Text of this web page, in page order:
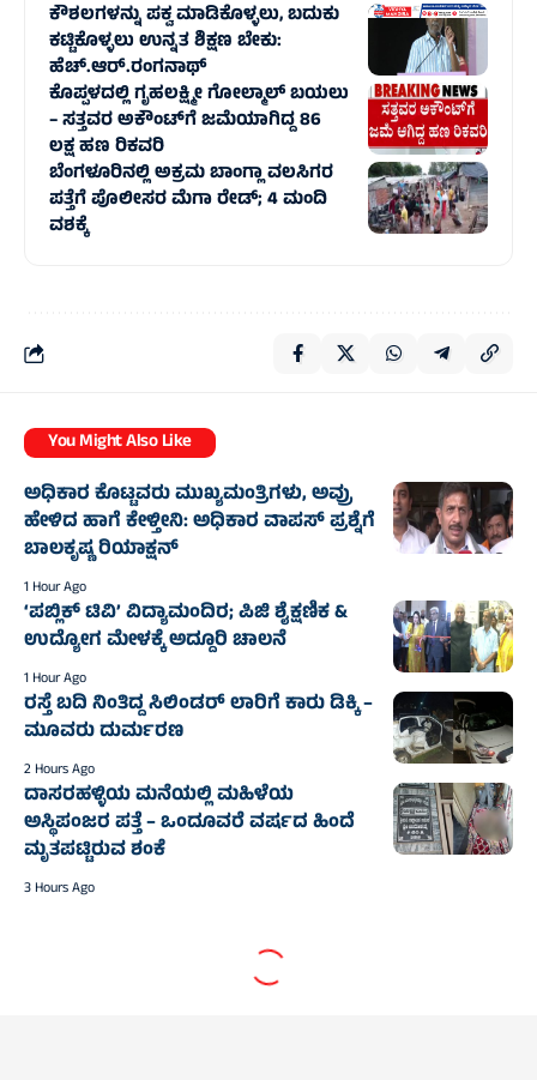
ಕೌಶಲಗಳನ್ನು ಪಕ್ವ ಮಾಡಿಕೊಳ್ಳಲು, ಬದುಕು
ಕಟ್ಟಿಕೊಳ್ಳಲು ಉನ್ನತ ಶಿಕ್ಷಣ ಬೇಕು:
ಹೆಚ್.ಆರ್.ರಂಗನಾಥ್
ಕೊಪ್ಪಳದಲ್ಲಿ ಗೃಹಲಕ್ಷ್ಮೀ ಗೋಲ್ಮಾಲ್‌ ಬಯಲು
– ಸತ್ತವರ ಅಕೌಂಟ್‌ಗೆ ಜಮೆಯಾಗಿದ್ದ 86
ಲಕ್ಷ ಹಣ ರಿಕವರಿ
ಬೆಂಗಳೂರಿನಲ್ಲಿ ಅಕ್ರಮ ಬಾಂಗ್ಲಾ ವಲಸಿಗರ
ಪತ್ತೆಗೆ ಪೊಲೀಸರ ಮೆಗಾ ರೇಡ್; 4 ಮಂದಿ
ವಶಕ್ಕೆ
You Might Also Like
ಅಧಿಕಾರ ಕೊಟ್ಟವರು ಮುಖ್ಯಮಂತ್ರಿಗಳು, ಅವ್ರು
ಹೇಳಿದ ಹಾಗೆ ಕೇಳ್ತೀನಿ: ಅಧಿಕಾರ ವಾಪಸ್ ಪ್ರಶ್ನೆಗೆ
ಬಾಲಕೃಷ್ಣ ರಿಯಾಕ್ಷನ್
1 Hour Ago
‘ಪಬ್ಲಿಕ್ ಟಿವಿ’ ವಿದ್ಯಾಮಂದಿರ; ಪಿಜಿ ಶೈಕ್ಷಣಿಕ &
ಉದ್ಯೋಗ ಮೇಳಕ್ಕೆ ಅದ್ದೂರಿ ಚಾಲನೆ
1 Hour Ago
ರಸ್ತೆ ಬದಿ ನಿಂತಿದ್ದ ಸಿಲಿಂಡರ್ ಲಾರಿಗೆ ಕಾರು ಡಿಕ್ಕಿ –
ಮೂವರು ದುರ್ಮರಣ
2 Hours Ago
ದಾಸರಹಳ್ಳಿಯ ಮನೆಯಲ್ಲಿ ಮಹಿಳೆಯ
ಅಸ್ಥಿಪಂಜರ ಪತ್ತೆ – ಒಂದೂವರೆ ವರ್ಷದ ಹಿಂದೆ
ಮೃತಪಟ್ಟಿರುವ ಶಂಕೆ
3 Hours Ago